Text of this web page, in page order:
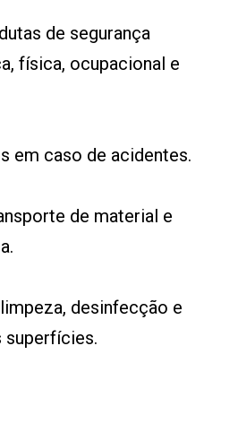
de segurança
física, ocupacional e
em caso de acidentes.
de material e
desinfecção e
superfícies.